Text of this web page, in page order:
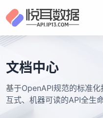
文档中心
基于OpenAPI规范的标准
互式、机器可读的API全生